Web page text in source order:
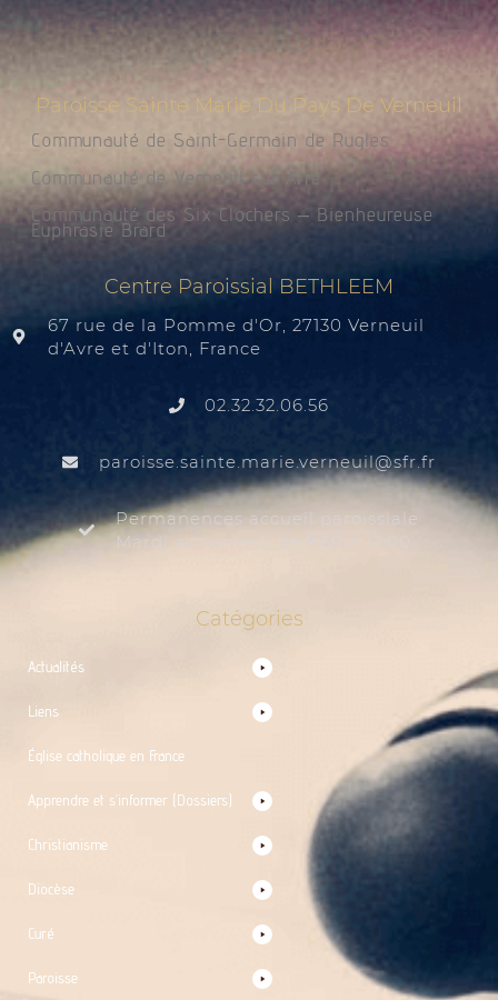
Paroisse Sainte Marie Du Pays De Verneuil
Communauté de Saint-Germain de Rugles
Communauté de Verneuil sur Avre
Communauté des Six Clochers – Bienheureuse
Euphrasie Brard
Centre Paroissial BETHLEEM
67 rue de la Pomme d'Or, 27130 Verneuil
d'Avre et d'Iton, France
02.32.32.06.56
rf.rfs
@liuenrev.eiram.etnias.essiorap
Permanences accueil paroissiale
Mardi au samedi de 9:30 à 12:00
Catégories
Actualités
Liens
Église catholique en France
Apprendre et s’informer (Dossiers)
Christianisme
Diocèse
Curé
Paroisse